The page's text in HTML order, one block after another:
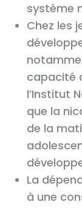
système
Chez les
capacité
l’Institut
que la
de la
La
à une